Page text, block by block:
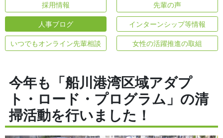
採用情報 先輩の声
人事ブログ インターンシップ等情報
いつでもオンライン先輩相談 女性の活躍推進の取組
今年も「船川港湾区域アダプ
ト・ロード・プログラム」の清
掃活動を行いました！